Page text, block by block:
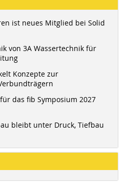
ist neues Mitglied bei Solid
von 3A Wassertechnik für
Konzepte zur
das fib Symposium 2027
bleibt unter Druck, Tiefbau